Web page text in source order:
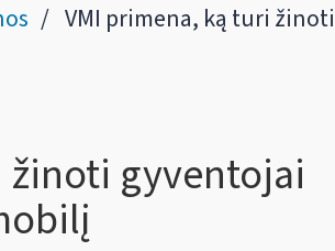
VMI primena, ką turi žinoti gyventojai pardavus NT ar automobilį
žinoti gyventojai